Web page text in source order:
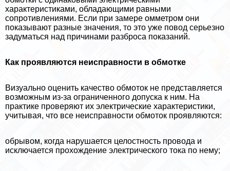
хаpaктеристиками, обладающими равными
сопротивлениями. Если при замере омметром они
показывают разные значения, то это уже повод серьезно
задуматься над причинами разброса показаний.
Как проявляются неисправности в обмотке
Визуально оценить качество обмоток не представляется
возможным из-за ограниченного допуска к ним. На
пpaктике проверяют их электрические хаpaктеристики,
учитывая, что все неисправности обмоток проявляются:
обрывом, когда нарушается целостность провода и
исключается прохождение электрического тока по нему;